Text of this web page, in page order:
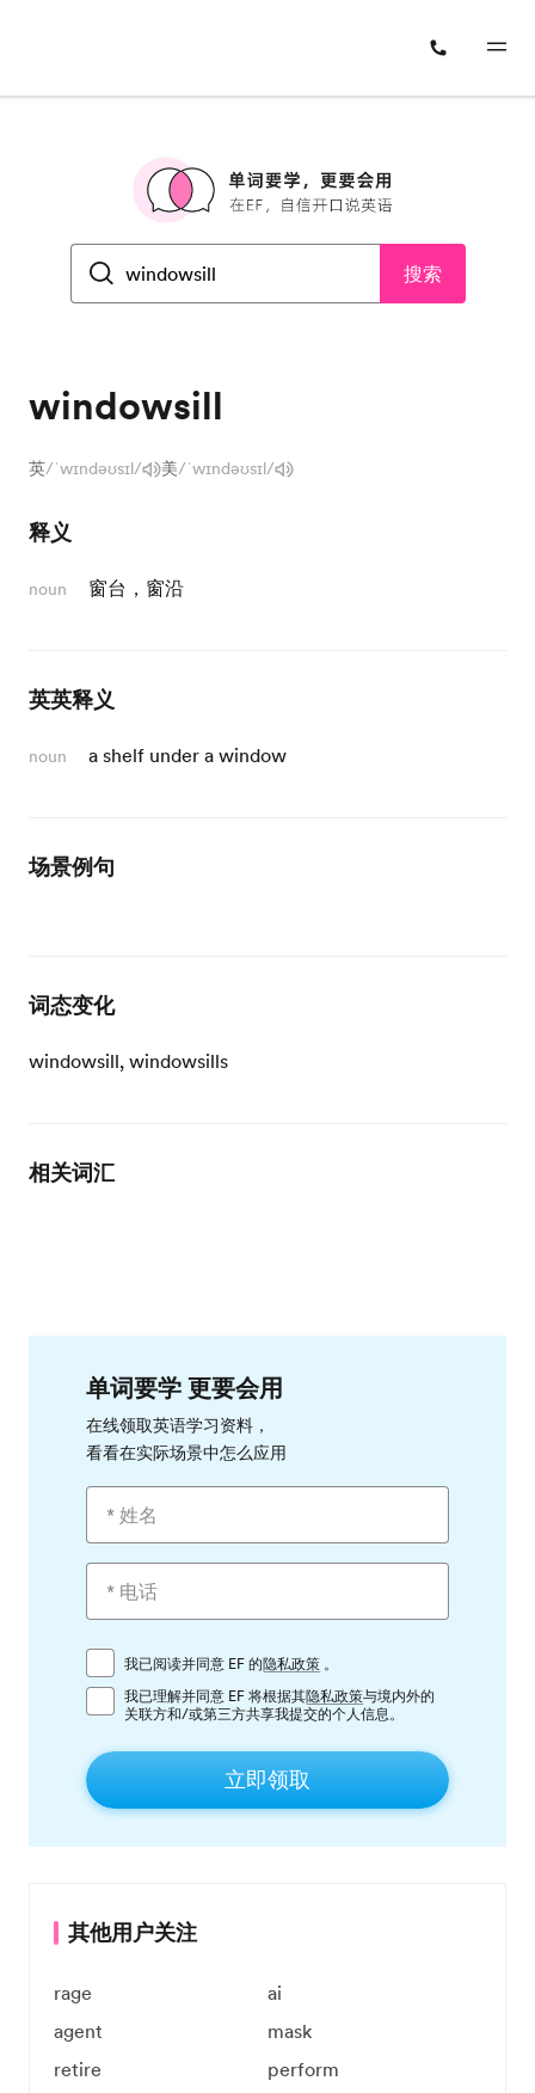
搜索
windowsill
英/ˈwɪndəʊsɪl/ 美/ˈwɪndəʊsɪl/
释义
noun 窗台，窗沿
英英释义
noun a shelf under a window
场景例句
词态变化
windowsill, windowsills
相关词汇
单词要学 更要会用
在线领取英语学习资料，
看看在实际场景中怎么应用
我已阅读并同意 EF 的隐私政策 。
我已理解并同意 EF 将根据其隐私政策与境内外的
关联方和/或第三方共享我提交的个人信息。
立即领取
其他用户关注
rage
ai
agent
mask
retire
perform